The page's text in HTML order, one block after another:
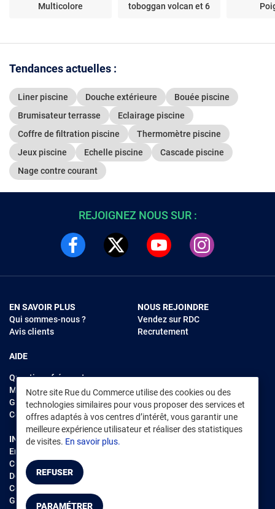
Multicolore
toboggan volcan et 6
Tendances actuelles :
Liner piscine Douche extérieure
Bouée piscine
Brumisateur terrasse
Eclairage piscine
Coffre de filtration piscine
Thermomètre piscine
Jeux piscine
Echelle piscine
Cascade piscine
Nage contre courant
Notre site Rue du Commerce utilise des cookies ou des
technologies similaires pour vous proposer des services et
offres adaptés à vos centres d’intérêt, vous garantir une
meilleure expérience utilisateur et réaliser des statistiques
de visites. En savoir plus.
REFUSER
PARAMÉTRER
REJOIGNEZ NOUS SUR :
EN SAVOIR PLUS
Qui sommes-nous ?
Avis clients
AIDE
Questions fréquentes
Modes de règlements
Garantie et retours
Contacter Rue du Commerce
NOUS REJOINDRE
Vendez sur RDC
Recrutement
INFORMATIONS LÉGALES
Environnement
CGV /CGU Marketplace
Données personnelles
Cookies
Gérer mes cookies